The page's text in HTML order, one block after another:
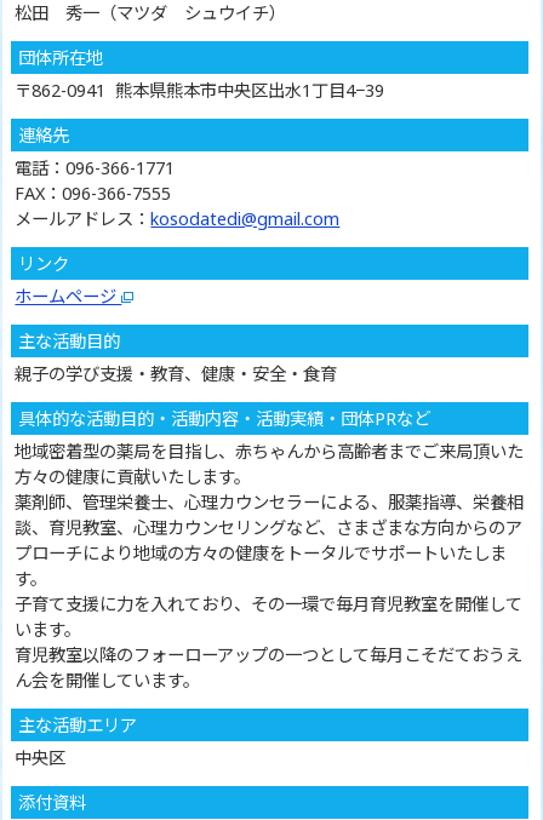
松田 秀一（マツダ シュウイチ）
団体所在地
〒862-0941 熊本県熊本市中央区出水1丁目4−39
連絡先
電話：096-366-1771
FAX：096-366-7555
メールアドレス：kosodatedi@gmail.com
リンク
ホームページ
主な活動目的
親子の学び支援・教育、健康・安全・食育
具体的な活動目的・活動内容・活動実績・団体PRなど
地域密着型の薬局を目指し、赤ちゃんから高齢者までご来局頂いた
方々の健康に貢献いたします。
薬剤師、管理栄養士、心理カウンセラーによる、服薬指導、栄養相
談、育児教室、心理カウンセリングなど、さまざまな方向からのア
プローチにより地域の方々の健康をトータルでサポートいたしま
す。
子育て支援に力を入れており、その一環で毎月育児教室を開催して
います。
育児教室以降のフォーローアップの一つとして毎月こそだておうえ
ん会を開催しています。
主な活動エリア
中央区
添付資料